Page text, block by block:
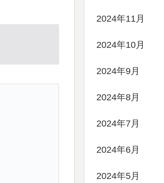
2024年11月
2024年10月
2024年9月
2024年8月
2024年7月
2024年6月
2024年5月